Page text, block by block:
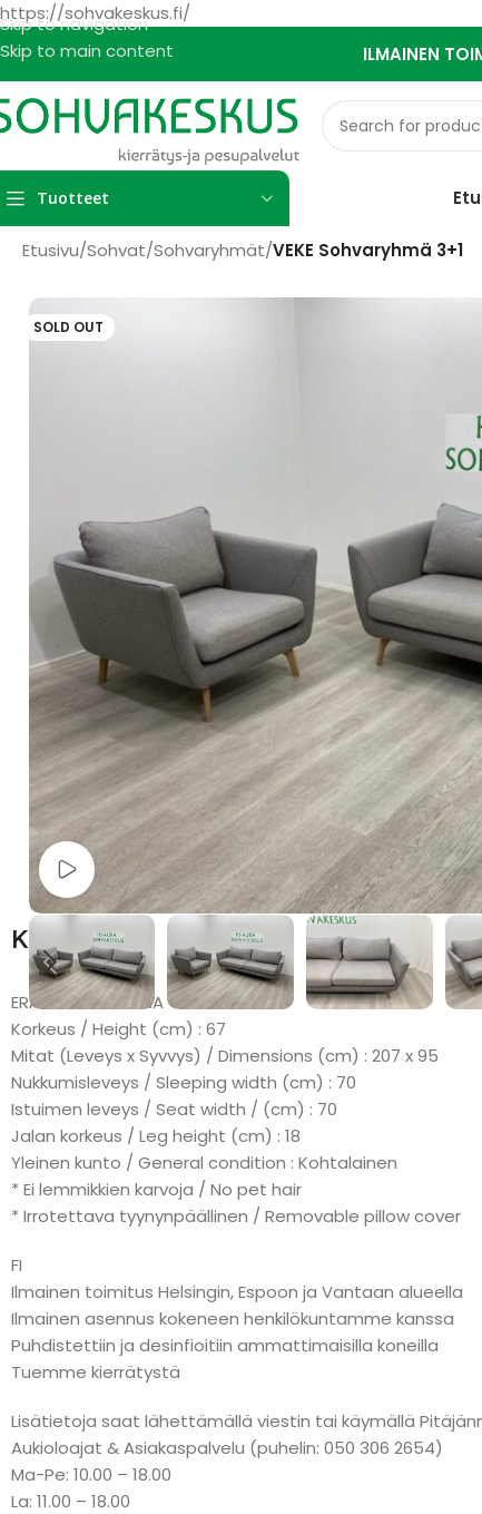
https://sohvakeskus.fi/
Skip to navigation
Skip to main content
ILMAINEN
Tuotteet
Etusivu/Sohvat/Sohvaryhmät/VEKE Sohvaryhmä 3+1
SOLD OUT
Watch video
Kuvaus
ERÄMAKSU: KLARNA
Korkeus / Height (cm) : 67
Mitat (Leveys x Syvvys) / Dimensions (cm) : 207 x 95
Nukkumisleveys / Sleeping width (cm) : 70
Istuimen leveys / Seat width / (cm) : 70
Jalan korkeus / Leg height (cm) : 18
Yleinen kunto / General condition : Kohtalainen
* Ei lemmikkien karvoja / No pet hair
* Irrotettava tyynynpäällinen / Removable pillow cover
FI
Ilmainen toimitus Helsingin, Espoon ja Vantaan alueella
Ilmainen asennus kokeneen henkilökuntamme kanssa
Puhdistettiin ja desinfioitiin ammattimaisilla koneilla
Tuemme kierrätystä
Lisätietoja saat lähettämällä viestin tai käymällä
Aukioloajat & Asiakaspalvelu (puhelin: 050 306 2654)
Ma-Pe: 10.00 – 18.00
La: 11.00 – 18.00